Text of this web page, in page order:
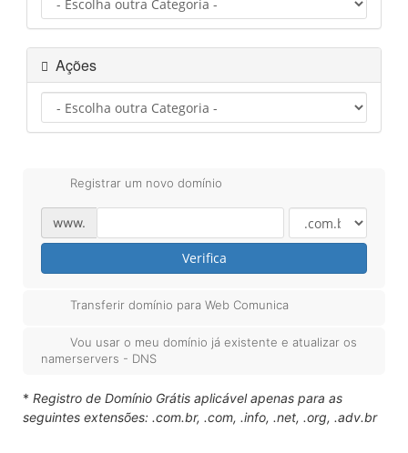
Ações
Registrar um novo domínio
www.
Verifica
Transferir domínio para Web Comunica
Vou usar o meu domínio já existente e atualizar os
namerservers - DNS
* Registro de Domínio Grátis aplicável apenas para as
seguintes extensões: .com.br, .com, .info, .net, .org, .adv.br